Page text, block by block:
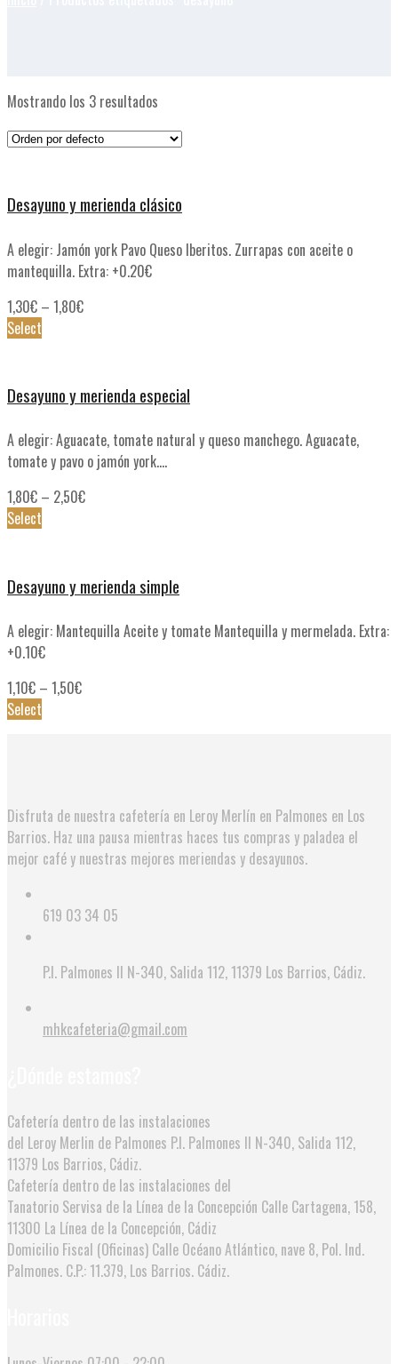
Mostrando los 3 resultados
Desayuno y merienda clásico
A elegir: Jamón york Pavo Queso Iberitos. Zurrapas con aceite o
mantequilla. Extra: +0.20€
1,30€ – 1,80€
Select
Desayuno y merienda especial
A elegir: Aguacate, tomate natural y queso manchego. Aguacate,
tomate y pavo o jamón york....
1,80€ – 2,50€
Select
Desayuno y merienda simple
A elegir: Mantequilla Aceite y tomate Mantequilla y mermelada. Extra:
+0.10€
1,10€ – 1,50€
Select
Disfruta de nuestra cafetería en Leroy Merlín en Palmones en Los
Barrios. Haz una pausa mientras haces tus compras y paladea el
mejor café y nuestras mejores meriendas y desayunos.
619 03 34 05
P.I. Palmones II N-340, Salida 112, 11379 Los Barrios, Cádiz.
mhkcafeteria@gmail.com
Cafetería dentro de las instalaciones
del Leroy Merlin de Palmones P.I. Palmones II N-340, Salida 112,
11379 Los Barrios, Cádiz.
Cafetería dentro de las instalaciones del
Tanatorio Servisa de la Línea de la Concepción Calle Cartagena, 158,
11300 La Línea de la Concepción, Cádiz
Domicilio Fiscal (Oficinas) Calle Océano Atlántico, nave 8, Pol. Ind.
Palmones. C.P.: 11.379, Los Barrios. Cádiz.